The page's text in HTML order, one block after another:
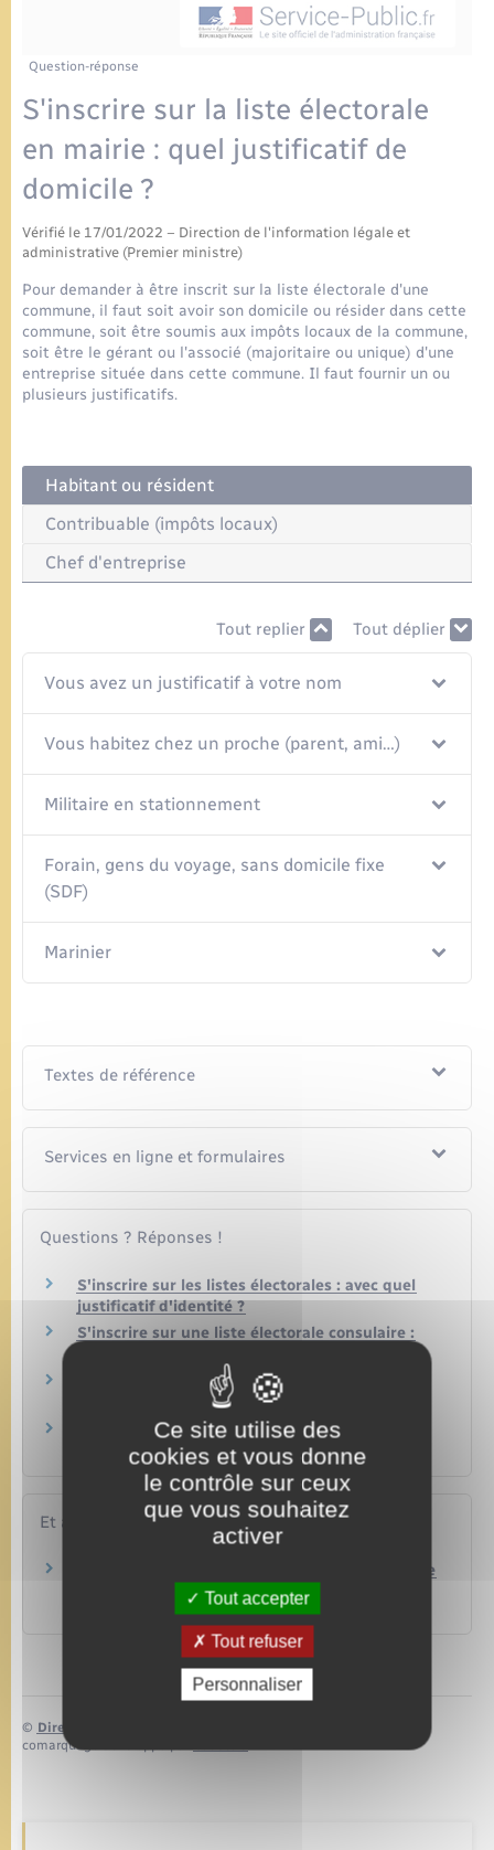
Parrainage civil
Associations
Nouvel habitant
Location de salle
Seniors
Transports
Question-réponse
S'inscrire sur la liste électorale
en mairie : quel justificatif de
domicile ?
Vérifié le 17/01/2022 – Direction de l'information légale et
administrative (Premier ministre)
Pour demander à être inscrit sur la liste électorale d'une
commune, il faut soit avoir son domicile ou résider dans cette
commune, soit être soumis aux impôts locaux de la commune,
soit être le gérant ou l'associé (majoritaire ou unique) d'une
entreprise située dans cette commune. Il faut fournir un ou
plusieurs justificatifs.
Habitant ou résident
Contribuable (impôts locaux)
Chef d'entreprise
Tout replier Tout déplier
Vous avez un justificatif à votre nom
Vous habitez chez un proche (parent, ami…)
Militaire en stationnement
Forain, gens du voyage, sans domicile fixe
(SDF)
Marinier
Textes de référence
Services en ligne et formulaires
Questions ? Réponses !
S'inscrire sur les listes électorales : avec quel
justificatif d'identité ?
S'inscrire sur une liste électorale consulaire :
Peut-on voter sans avoir signalé son
Sans domicile stable ou fixe (SDF) : comment
obtenir une domiciliation ?
Et aussi
Vote d'un citoyen européen : quel justificatif de
domicile pour s'inscrire ?
Papiers – Citoyenneté – Élections
© Direction de l’information légale et administrative
comarquage developpé par
Ce site utilise des
cookies et vous donne
le contrôle sur ceux
que vous souhaitez
activer
Tout accepter
Tout refuser
Personnaliser